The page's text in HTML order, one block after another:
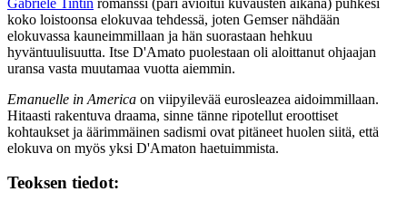
koko loistoonsa elokuvaa tehdessä, joten Gemser nähdään
elokuvassa kauneimmillaan ja hän suorastaan hehkuu
hyväntuulisuutta. Itse D'Amato puolestaan oli aloittanut ohjaajan
uransa vasta muutamaa vuotta aiemmin.
Emanuelle in America on viipyilevää eurosleazea aidoimmillaan.
Hitaasti rakentuva draama, sinne tänne ripotellut eroottiset
kohtaukset ja äärimmäinen sadismi ovat pitäneet huolen siitä, että
elokuva on myös yksi D'Amaton haetuimmista.
Teoksen tiedot: